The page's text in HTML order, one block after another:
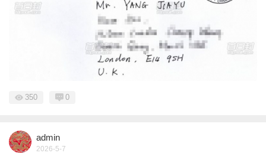
350 0
admin
2026-5-7